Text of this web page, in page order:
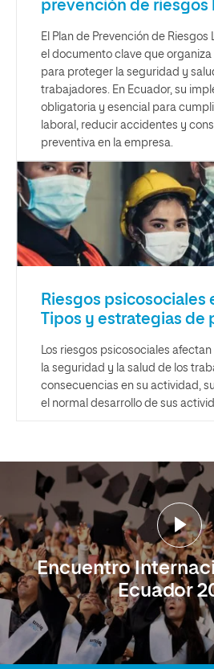
prevención de riesgos
El Plan de Prevención de Riesgos
el documento clave que
para proteger la seguridad y
trabajadores. En Ecuador, su
obligatoria y esencial para
laboral, reducir accidentes y
preventiva en la empresa.
Riesgos psicosociales
Tipos y estrategias de
Los riesgos psicosociales
la seguridad y la salud de los
consecuencias en su actividad,
el normal desarrollo de sus
Encuentro
Ecuador